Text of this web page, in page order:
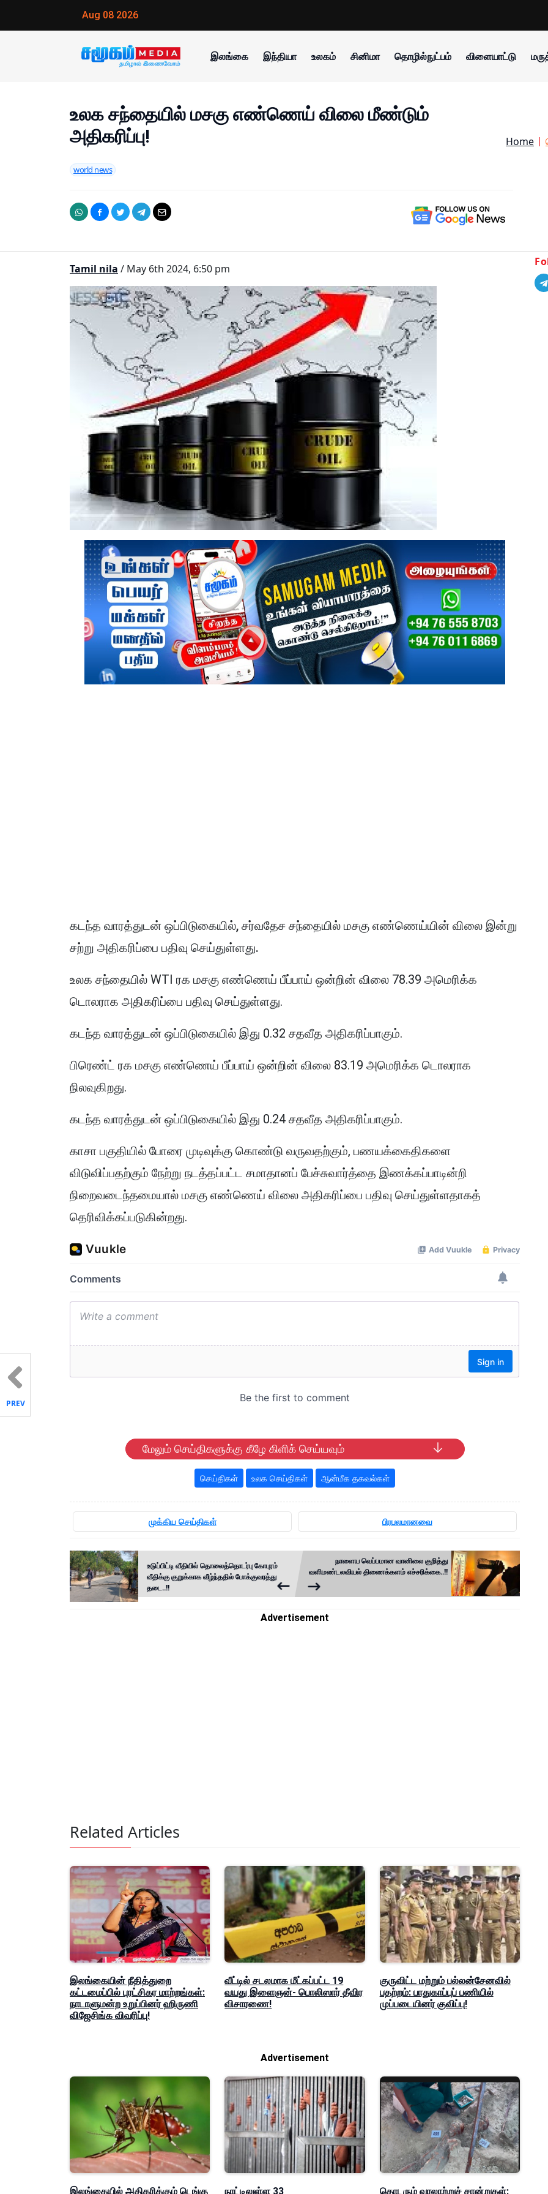
Aug 08 2026
இலங்கை இந்தியா உலகம் சினிமா தொழில்நுட்பம் விளையாட்டு
உலக சந்தையில் மசகு எண்ணெய் விலை மீண்டும்
அதிகரிப்பு!
world news
Home
Tamil nila / May 6th 2024, 6:50 pm
கடந்த வாரத்துடன் ஒப்பிடுகையில், சர்வதேச சந்தையில் மசகு எண்ணெய்யின் விலை இன்று
சற்று அதிகரிப்பை பதிவு செய்துள்ளது.
உலக சந்தையில் WTI ரக மசகு எண்ணெய் பீப்பாய் ஒன்றின் விலை 78.39 அமெரிக்க
டொலராக அதிகரிப்பை பதிவு செய்துள்ளது.
கடந்த வாரத்துடன் ஒப்பிடுகையில் இது 0.32 சதவீத அதிகரிப்பாகும்.
பிரெண்ட் ரக மசகு எண்ணெய் பீப்பாய் ஒன்றின் விலை 83.19 அமெரிக்க டொலராக
நிலவுகிறது.
கடந்த வாரத்துடன் ஒப்பிடுகையில் இது 0.24 சதவீத அதிகரிப்பாகும்.
காசா பகுதியில் போரை முடிவுக்கு கொண்டு வருவதற்கும், பணயக்கைதிகளை
விடுவிப்பதற்கும் நேற்று நடத்தப்பட்ட சமாதானப் பேச்சுவார்த்தை இணக்கப்பாடின்றி
நிறைவடைந்தமையால் மசகு எண்ணெய் விலை அதிகரிப்பை பதிவு செய்துள்ளதாகத்
தெரிவிக்கப்படுகின்றது.
மேலும் செய்திகளுக்கு கீழே கிளிக் செய்யவும்
செய்திகள் உலக செய்திகள் ஆன்மீக தகவல்கள்
முக்கிய செய்திகள் பிரபலமானவை
உடுப்பிட்டி வீதியில் தொலைத்தொடர்பு கோபுரம்
வீதிக்கு குறுக்காக வீழ்ந்ததில் போக்குவரத்து
தடை..!!
நாளைய வெப்பமான வானிலை குறித்து
வளிமண்டலவியல் திணைக்களம் எச்சரிக்கை..!!
PREV
Advertisement
Related Articles
இலங்கையின் நீதித்துறை
கட்டமைப்பில் புரட்சிகர மாற்றங்கள்:
நாடாளுமன்ற உறுப்பினர் ஹிருணி
விஜேசிங்க விவரிப்பு!
வீட்டில் சடலமாக மீட்கப்பட்ட 19
வயது இளைஞன்- பொலிஸார் தீவிர
விசாரணை!
குருவிட்ட மற்றும் பல்லன்சேனவில்
பதற்றம்: பாதுகாப்புப் பணியில்
முப்படையினர் குவிப்பு!
Advertisement
இலங்கையில் அதிகரிக்கும் டெங்கு நாட்டிலுள்ள 33 தொடரும் வரலாற்றுச் சான்றுகள்: